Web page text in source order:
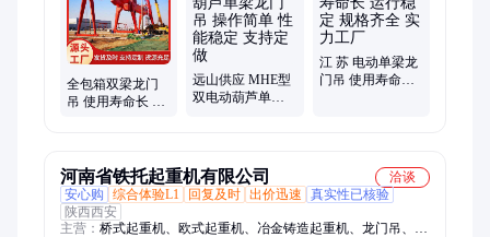
全包箱双梁龙门
吊 使用寿命长 支
远山供应 MHE型
双电动葫芦单梁
江 苏 电动单梁龙
门吊 使用寿命长
河南省铁托起重机有限公司
洽谈
安心购
综合体验L1 回复及时 出价迅速
真实性已核验
陕西西安
主营： 桥式起重机、欧式起重机、冶金铸造起重机、龙门吊、集